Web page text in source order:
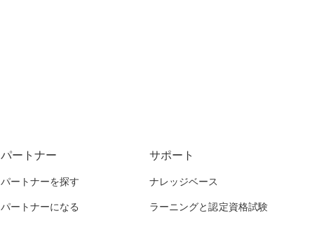
パートナー
パートナーを探す
パートナーになる
サポート
ナレッジベース
ラーニングと認定資格試験